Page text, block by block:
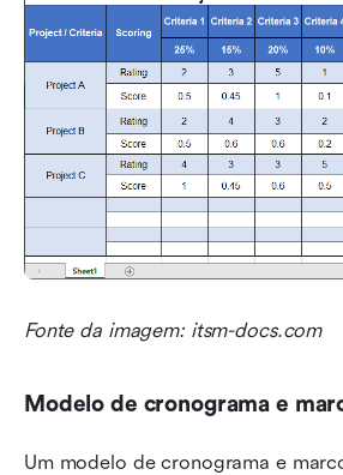
Fonte da imagem: itsm-docs.com
Modelo de cronograma e
Um modelo de cronograma e